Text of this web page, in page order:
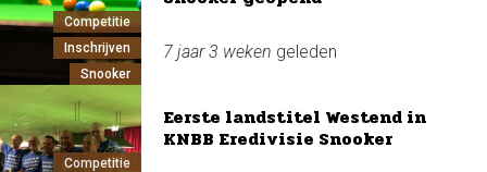
Competitie
Inschrijven
Snooker
7 jaar 3 weken geleden
Competitie
Eerste landstitel Westend in
KNBB Eredivisie Snooker